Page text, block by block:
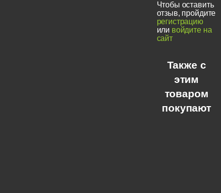
Чтобы оставить
отзыв, пройдите
регистрацию
или войдите на
сайт
Также с
этим
товаром
покупают